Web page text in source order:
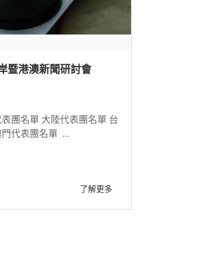
暨港澳新聞研討會
團名單 大陸代表團名單 台
代表團名單 ...
了解更多